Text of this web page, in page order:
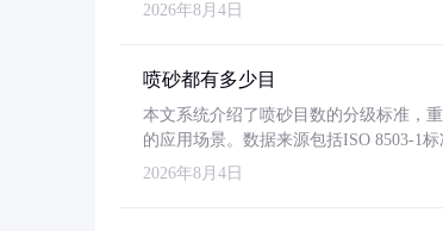
2026年8月4日
喷砂都有多少目
本文系统介绍了喷砂目数的分级标准，
的应用场景。数据来源包括ISO 8503-1
2026年8月4日